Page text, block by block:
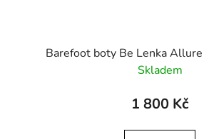
Barefoot boty Be Lenka
Skladem
1 800 Kč